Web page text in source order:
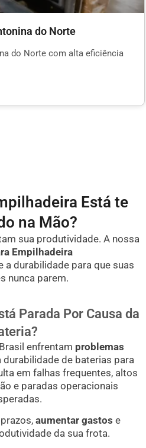
do Norte
do Norte com alta eficiência
Está te
na Mão?
sua produtividade. A nossa
Empilhadeira
a durabilidade para que suas
nunca parem.
Parada Por Causa da
enfrentam problemas
durabilidade de baterias para
em falhas frequentes, altos
e paradas operacionais
aumentar gastos e
da sua frota.